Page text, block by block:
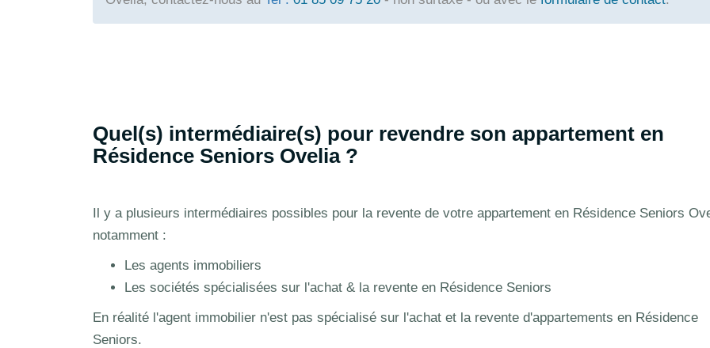
Quel(s) intermédiaire(s) pour revendre son appartement en
Résidence Seniors Ovelia ?
Il y a plusieurs intermédiaires possibles pour la revente de votre appartement en Résidence Seniors
notamment :
Les agents immobiliers
Les sociétés spécialisées sur l'achat & la revente en Résidence Seniors
En réalité l'agent immobilier n'est pas spécialisé sur l'achat et la revente d'appartements en Résidence
Seniors.